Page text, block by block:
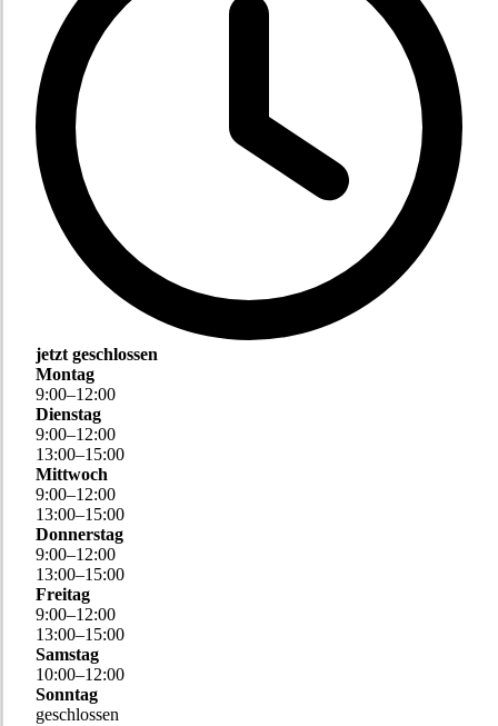
jetzt geschlossen
Montag
9:00–12:00
Dienstag
9:00–12:00
13:00–15:00
Mittwoch
9:00–12:00
13:00–15:00
Donnerstag
9:00–12:00
13:00–15:00
Freitag
9:00–12:00
13:00–15:00
Samstag
10:00–12:00
Sonntag
geschlossen